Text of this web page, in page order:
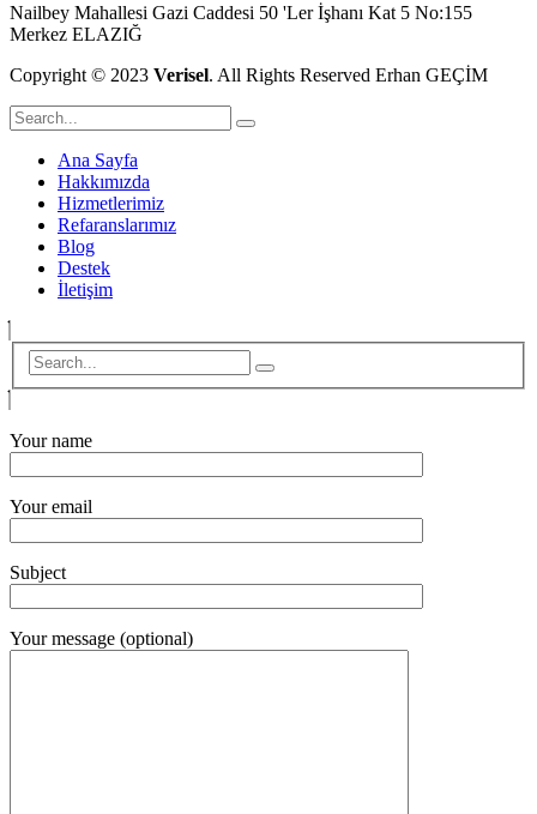
Nailbey Mahallesi Gazi Caddesi 50 'Ler İşhanı Kat 5 No:155
Merkez ELAZIĞ
Copyright © 2023 Verisel. All Rights Reserved Erhan GEÇİM
Ana Sayfa
Hakkımızda
Hizmetlerimiz
Refaranslarımız
Blog
Destek
İletişim
Your name
Your email
Subject
Your message (optional)